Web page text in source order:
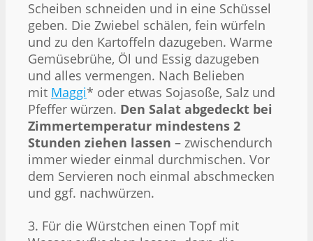
Scheiben schneiden und in eine Schüssel
geben. Die Zwiebel schälen, fein würfeln
und zu den Kartoffeln dazugeben. Warme
Gemüsebrühe, Öl und Essig dazugeben
und alles vermengen. Nach Belieben
mit Maggi* oder etwas Sojasoße, Salz und
Pfeffer würzen. Den Salat abgedeckt bei
Zimmertemperatur mindestens 2
Stunden ziehen lassen – zwischendurch
immer wieder einmal durchmischen. Vor
dem Servieren noch einmal abschmecken
und ggf. nachwürzen.
3. Für die Würstchen einen Topf mit